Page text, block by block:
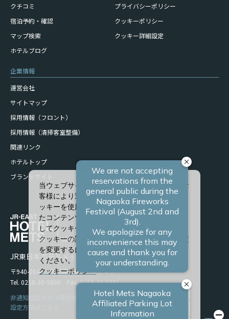
クチコミ
宿泊予約・確認
マップ検索
ホテルブログ
プライバシーポリシー
クッキーポリシー
クッキー詳細設定
企業情報
運営会社
サイトマップ
採用情報（フロント）
採用情報（清掃客室整備）
関連リンク
ホテルトップ
ブランドサイト
JR東日本ホテルメッツ 長岡
〒940-0048 新潟県長岡市台町2-4-9
Tel. 0258-30-5800 Fax. 0258-30-5801
非通知設定の方は発信者番号を設定の上お電話ください。
設定方法はこちら
当ウェブサイトでは、サービスの向上、またお
客様により適したサービスを提供するため、ク
ッキーを使用しています。また、お客様に合っ
たコンテンツや広告を表示させることを目的と
してクッキーを使用する場合があります。
クッキーの詳細や、クッキーの種類ごとに設定
を変更するには、「詳細設定」をクリックして
ください。
クッキーポリシー
すべて許可
必須クッキーのみ